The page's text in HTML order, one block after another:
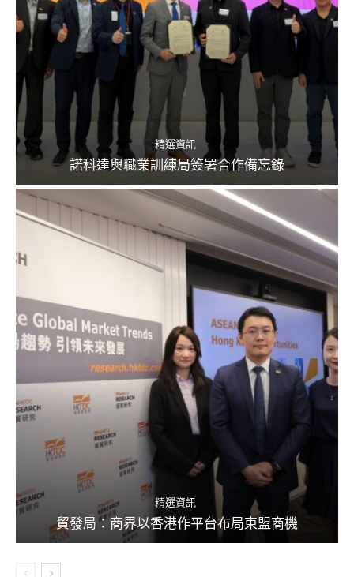
精選資訊
諾科達與職業訓練局簽署合作備忘錄
精選資訊
貿發局：商界以香港作平台布局東盟商機